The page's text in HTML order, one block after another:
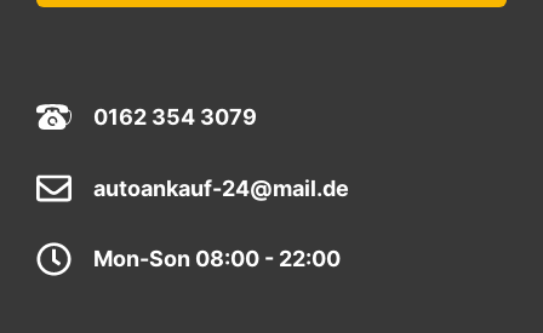
0162 354 3079
autoankauf-24@mail.de
Mon-Son 08:00 - 22:00